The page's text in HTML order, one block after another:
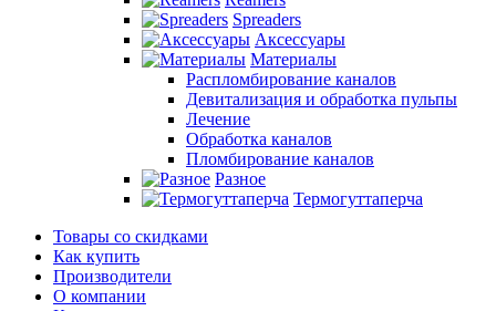
Spreaders
Аксессуары
Материалы
Распломбирование каналов
Девитализация и обработка пульпы
Лечение
Обработка каналов
Пломбирование каналов
Разное
Термогуттаперча
Товары со скидками
Как купить
Производители
О компании